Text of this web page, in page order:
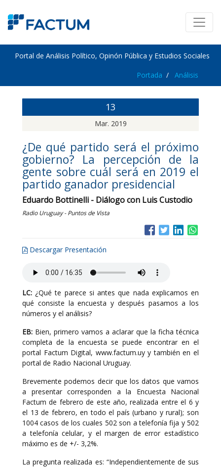
Portal de Análisis Político, Opinón Pública y Estudios Sociales
Portada Análisis
13
Mar. 2019
¿De qué partido será el próximo
gobierno? La percepción de la
gente sobre cuál será en 2019 el
partido ganador presidencial
Eduardo Bottinelli - Diálogo con Luis Custodio
Radio Uruguay - Puntos de Vista
Descargar Presentación
LC: ¿Qué te parece si antes que nada explicamos en
qué consiste la encuesta y después pasamos a los
números y el análisis?
EB: Bien, primero vamos a aclarar que la ficha técnica
completa de la encuesta se puede encontrar en el
portal Factum Digital, www.factum.uy y también en el
portal de Radio Nacional Uruguay.
Brevemente podemos decir que los datos que vamos
a presentar corresponden a la Encuesta Nacional
Factum de febrero de este año, realizada entre el 6 y
el 13 de febrero, en todo el país (urbano y rural); son
1004 casos de los cuales 502 son a telefonía fija y 502
a telefonía celular, y el margen de error estadístico
máximo es de +/- 3,2%.
La pregunta realizada es: “Independientemente de sus